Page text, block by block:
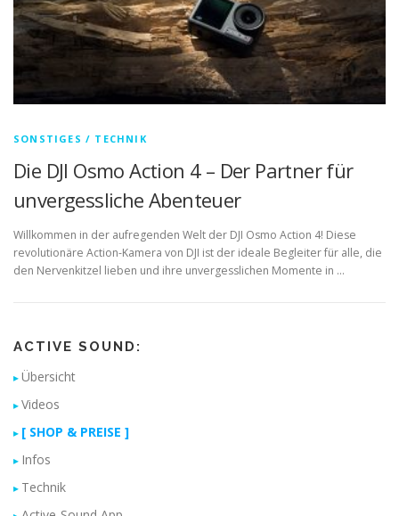
SONSTIGES / TECHNIK
Die DJI Osmo Action 4 – Der Partner für
unvergessliche Abenteuer
Willkommen in der aufregenden Welt der DJI Osmo Action 4! Diese
revolutionäre Action-Kamera von DJI ist der ideale Begleiter für alle, die
den Nervenkitzel lieben und ihre unvergesslichen Momente in …
ACTIVE SOUND:
Übersicht
Videos
[ SHOP & PREISE ]
Infos
Technik